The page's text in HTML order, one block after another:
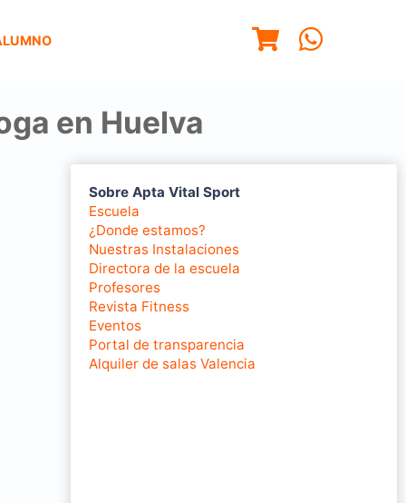
en Huelva
Sobre Apta Vital Sport
Escuela
¿Donde estamos?
Nuestras Instalaciones
Directora de la escuela
Profesores
Revista Fitness
Eventos
Portal de transparencia
Alquiler de salas Valencia